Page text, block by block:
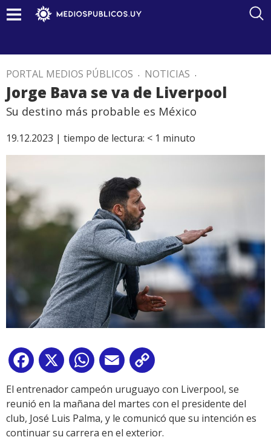
PORTAL MEDIOS PÚBLICOS . NOTICIAS .
Jorge Bava se va de Liverpool
Su destino más probable es México
19.12.2023 | tiempo de lectura: < 1 minuto
Facebook
X WhatsApp
Email
Link
El entrenador campeón uruguayo con Liverpool, se
reunió en la mañana del martes con el presidente del
club, José Luis Palma, y le comunicó que su intención es
continuar su carrera en el exterior.